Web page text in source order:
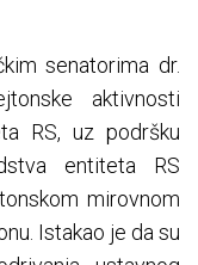
senatorima dr.
aktivnosti
RS, uz podršku
entiteta RS
mirovnom
Istakao je da su